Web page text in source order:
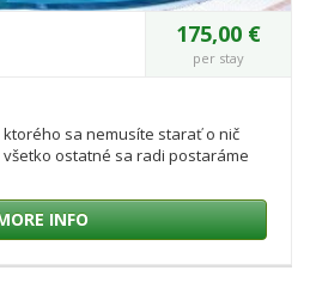
175,00 €
per stay
sa nemusíte starať o nič
ostatné sa radi postaráme
INFO